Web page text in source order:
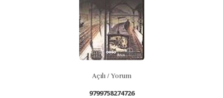
Açılı / Yorum
9799758274726